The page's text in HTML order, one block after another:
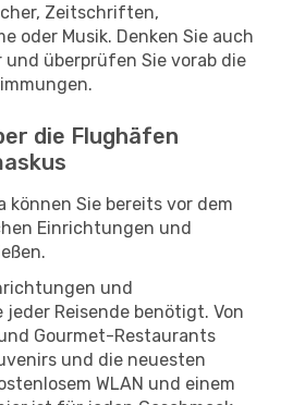
Zeitschriften,
oder Musik. Denken Sie auch
und überprüfen Sie vorab die
die Flughäfen
können Sie bereits vor dem
Einrichtungen und
und
Reisende benötigt. Von
Gourmet-Restaurants
und die neuesten
WLAN und einem